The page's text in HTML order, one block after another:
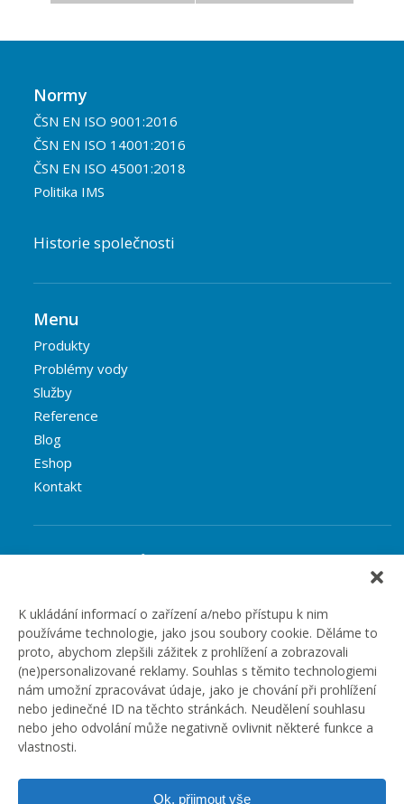
K ukládání informací o zařízení a/nebo přístupu k nim
používáme technologie, jako jsou soubory cookie. Děláme to
proto, abychom zlepšili zážitek z prohlížení a zobrazovali
(ne)personalizované reklamy. Souhlas s těmito technologiemi
nám umožní zpracovávat údaje, jako je chování při prohlížení
nebo jedinečné ID na těchto stránkách. Neudělení souhlasu
nebo jeho odvolání může negativně ovlivnit některé funkce a
vlastnosti.
Ok, přijmout vše
Normy
ČSN EN ISO 9001:2016
ČSN EN ISO 14001:2016
ČSN EN ISO 45001:2018
Politika IMS
Historie společnosti
Menu
Produkty
Problémy vody
Služby
Reference
Blog
Eshop
Kontakt
Rubriky článků
Podcast
Případové studie
Realizované zakázky
Slovník
Zaměstnání